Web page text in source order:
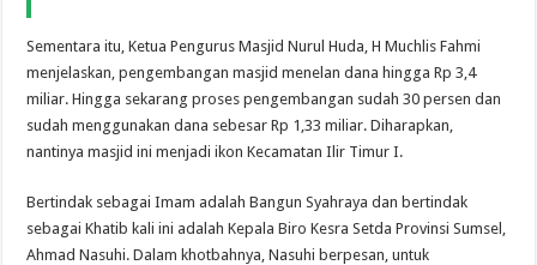
Sementara itu, Ketua Pengurus Masjid Nurul Huda, H Muchlis Fahmi
menjelaskan, pengembangan masjid menelan dana hingga Rp 3,4
miliar. Hingga sekarang proses pengembangan sudah 30 persen dan
sudah menggunakan dana sebesar Rp 1,33 miliar. Diharapkan,
nantinya masjid ini menjadi ikon Kecamatan Ilir Timur I.
Bertindak sebagai Imam adalah Bangun Syahraya dan bertindak
sebagai Khatib kali ini adalah Kepala Biro Kesra Setda Provinsi Sumsel,
Ahmad Nasuhi. Dalam khotbahnya, Nasuhi berpesan, untuk